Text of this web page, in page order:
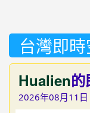
台灣即時
Hualien的
2026年08月11